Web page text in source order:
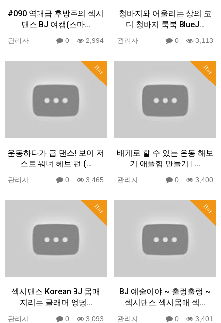
#090 역대급 후방주의 섹시
댄스 BJ 여캠(스마…
관리자 0 2,994
청바지와 어울리는 상의 코
디 청바지 룩북 BlueJ…
관리자 0 3,113
Hot
운동하다가 급 댄스! 보이 저
스트 워너 헤브 펀 (…
관리자 0 3,465
Hot
배게로 할 수 있는 운동 해보
기 애플힙 만들기 | …
관리자 0 3,400
Hot
섹시댄스 Korean BJ 몸매
지리는 글래머 엉덩…
관리자 0 3,093
Hot
BJ 예술이야 ~ 출렁출렁 ~
섹시댄스 섹시몸매 섹…
관리자 0 3,401